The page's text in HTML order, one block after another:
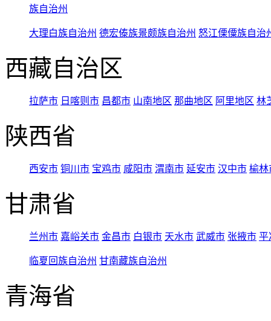
族自治州
大理白族自治州 德宏傣族景颇族自治州 怒江傈僳族自治
西藏自治区
拉萨市 日喀则市 昌都市 山南地区 那曲地区 阿里地区 林
陕西省
西安市 铜川市 宝鸡市 咸阳市 渭南市 延安市 汉中市 榆林
甘肃省
兰州市 嘉峪关市 金昌市 白银市 天水市 武威市 张掖市 平
临夏回族自治州 甘南藏族自治州
青海省